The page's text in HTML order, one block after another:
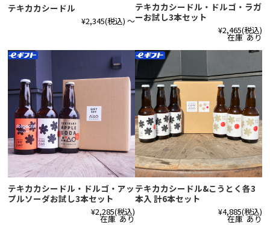
テキカカシードル
¥2,345(税込) ～
テキカカシードル・ドルゴ・ラガ
ーお試し3本セット
¥2,465(税込)
在庫 あり
テキカカシードル・ドルゴ・アッ
プルソーダお試し3本セット
¥2,285(税込)
在庫 あり
テキカカシードル&こうとく各3
本入 計6本セット
¥4,885(税込)
在庫 あり